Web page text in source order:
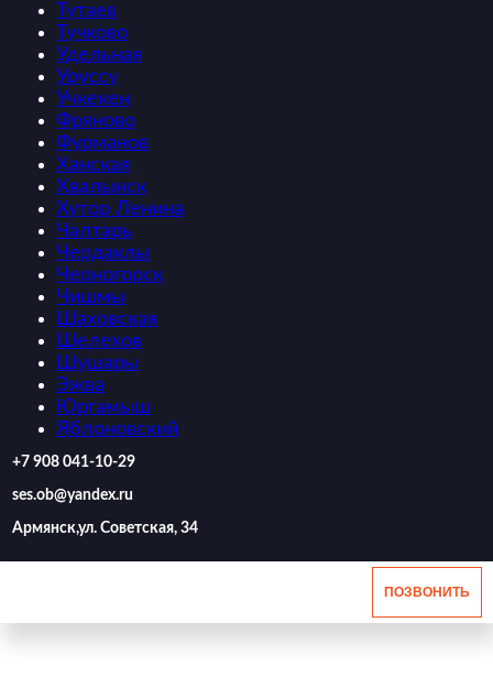
Тутаев
Тучково
Удельная
Уруссу
Учкекен
Фряново
Фурманов
Ханская
Хвалынск
Хутор Ленина
Чалтарь
Чердаклы
Черногорск
Чишмы
Шаховская
Шелехов
Шушары
Эжва
Юргамыш
Яблоновский
‪+7 908 041-10-29
ses.ob@yandex.ru
Армянск,ул. Советская, 34
ПОЗВОНИТЬ